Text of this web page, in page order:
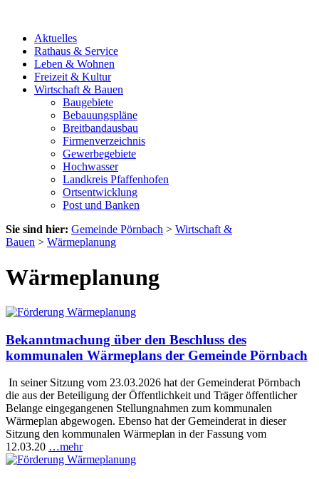
Aktuelles
Rathaus & Service
Leben & Wohnen
Freizeit & Kultur
Wirtschaft & Bauen
Baugebiete
Bebauungspläne
Breitbandausbau
Firmenverzeichnis
Gewerbegebiete
Hochwasser
Landkreis Pfaffenhofen
Ortsentwicklung
Post und Banken
Sie sind hier: Gemeinde Pörnbach > Wirtschaft &
Bauen > Wärmeplanung
Wärmeplanung
Bekanntmachung über den Beschluss des
kommunalen Wärmeplans der Gemeinde Pörnbach
In seiner Sitzung vom 23.03.2026 hat der Gemeinderat Pörnbach
die aus der Beteiligung der Öffentlichkeit und Träger öffentlicher
Belange eingegangenen Stellungnahmen zum kommunalen
Wärmeplan abgewogen. Ebenso hat der Gemeinderat in dieser
Sitzung den kommunalen Wärmeplan in der Fassung vom
12.03.20 …mehr